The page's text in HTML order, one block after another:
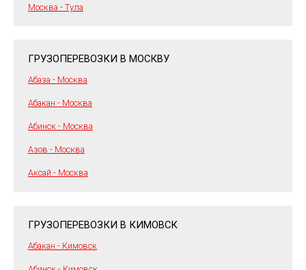
Москва - Тула
ГРУЗОПЕРЕВОЗКИ В МОСКВУ
Абаза - Москва
Абакан - Москва
Абинск - Москва
Азов - Москва
Аксай - Москва
ГРУЗОПЕРЕВОЗКИ В КИМОВСК
Абакан - Кимовск